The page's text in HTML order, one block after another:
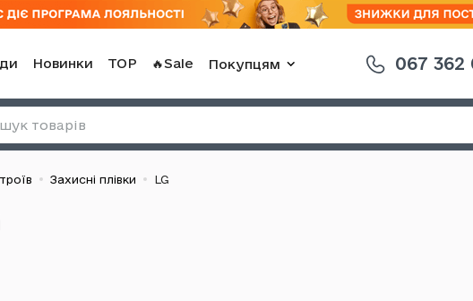
Новинки TOP 🔥Sale Покупцям 067 362
Захисні плівки LG